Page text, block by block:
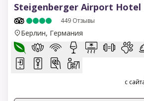
Steigenberger Airport Hotel
449 Отзывы
Берлин, Германия
с